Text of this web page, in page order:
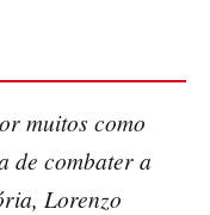
muitos como
de combater a
Lorenzo